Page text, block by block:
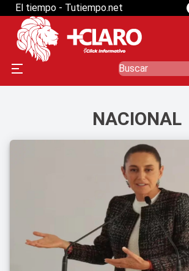
El tiempo - Tutiempo.net
NACIONAL